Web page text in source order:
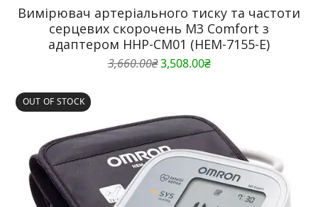
Вимірювач артеріального тиску та частоти
серцевих скорочень M3 Comfort з
адаптером HHP-CM01 (HEM-7155-E)
3,660.00₴ Оригінальна
3,508.00₴Поточна
OUT OF STOCK